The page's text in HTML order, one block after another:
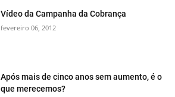
Vídeo da Campanha da Cobrança
fevereiro 06, 2012
Após mais de cinco anos sem aumento, é o
que merecemos?